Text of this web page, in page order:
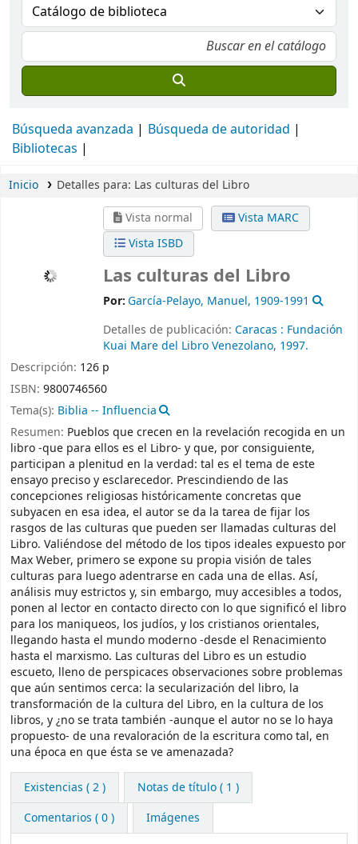
Búsqueda avanzada
Búsqueda de autoridad
Bibliotecas
Inicio Detalles para: Las culturas del Libro
Vista normal
Vista MARC
Vista ISBD
Las culturas del Libro
Por:García-Pelayo, Manuel, 1909-1991
Detalles de publicación: Caracas : Fundación
Kuai Mare del Libro Venezolano, 1997.
Descripción: 126 p
ISBN: 9800746560
Tema(s): Biblia -- Influencia
Resumen: Pueblos que crecen en la revelación recogida en un
libro -que para ellos es el Libro- y que, por consiguiente,
participan a plenitud en la verdad: tal es el tema de este
ensayo preciso y esclarecedor. Prescindiendo de las
concepciones religiosas históricamente concretas que
subyacen en esa idea, el autor se da la tarea de fijar los
rasgos de las culturas que pueden ser llamadas culturas del
Libro. Valiéndose del método de los tipos ideales expuesto por
Max Weber, primero se expone su propia visión de tales
culturas para luego adentrarse en cada una de ellas. Así,
análisis muy estrictos y, sin embargo, muy accesibles a todos,
ponen al lector en contacto directo con lo que significó el libro
para los maniqueos, los judíos, y los cristianos orientales,
llegando hasta el mundo moderno -desde el Renacimiento
hasta el marxismo. Las culturas del Libro es un estudio
escueto, lleno de perspicaces observaciones sobre problemas
que aún sentimos cerca: la secularización del libro, la
transformación de la cultura del Libro, en la cultura de los
libros, y ¿no se trata también -aunque el autor no se lo haya
propuesto- de una revaloración de la escritura como tal, en
una época en que ésta se ve amenazada?
Existencias ( 2 )
Notas de título ( 1 )
Comentarios ( 0 )
Imágenes